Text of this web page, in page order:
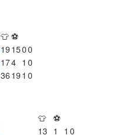
👕 ⚽
19 1500
174 1 0
36 19 1 0
👕 ⚽
13 1 1 0